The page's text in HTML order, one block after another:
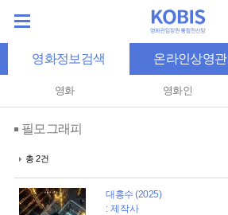
영화정보검색 온라인상영관
영화 영화인
필모그래피
총 2건
대홍수 (2025)
: 제작사